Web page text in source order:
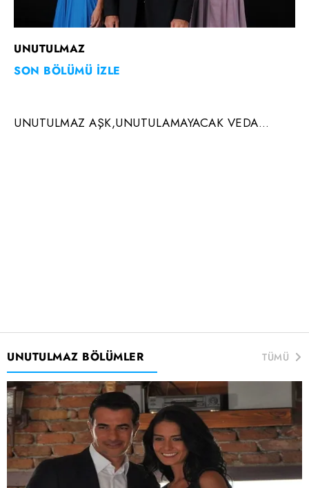
UNUTULMAZ
SON BÖLÜMÜ İZLE
UNUTULMAZ AŞK,UNUTULAMAYACAK VEDA…
UNUTULMAZ BÖLÜMLER TÜMÜ